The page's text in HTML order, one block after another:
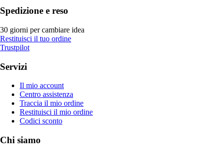
Spedizione e reso
30 giorni per cambiare idea
Restituisci il tuo ordine
Trustpilot
Servizi
Il mio account
Centro assistenza
Traccia il mio ordine
Restituisci il mio ordine
Codici sconto
Chi siamo